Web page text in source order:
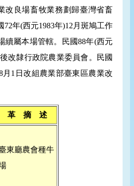
改良場畜牧業務劃歸臺灣省畜
72年(西元1983年)12月斑鳩工作
續屬本場管轄。民國88年(西元
改隸行政院農業委員會。民國
月1日改組農業部臺東區農業改
革 摘 述
東廳農會種牛